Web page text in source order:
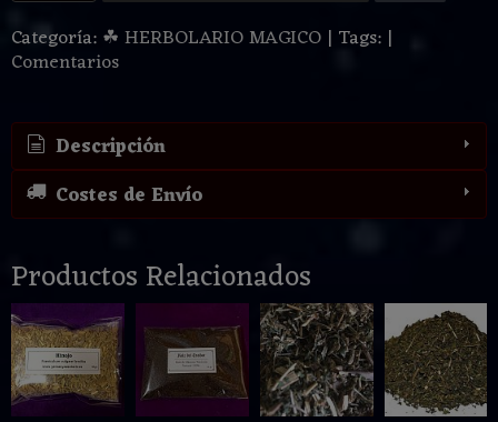
Categoría: ☘ HERBOLARIO MAGICO | Tags: |
Comentarios
Descripción
Costes de Envío
Productos Relacionados